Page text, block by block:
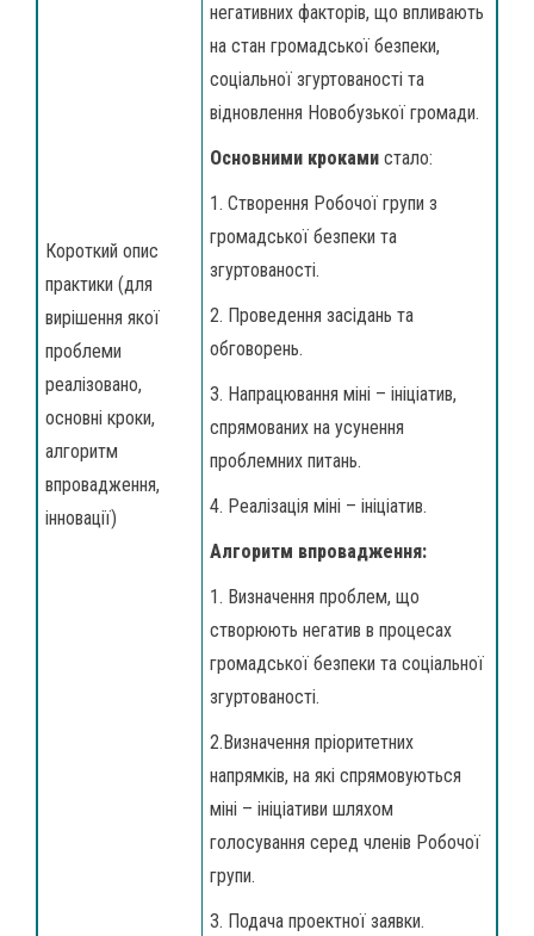
Короткий опис
практики (для
вирішення якої
проблеми
реалізовано,
основні кроки,
алгоритм
впровадження,
інновації)
негативних факторів, що впливають
на стан громадської безпеки,
соціальної згуртованості та
відновлення Новобузької громади.
Основними кроками стало:
1. Створення Робочої групи з
громадської безпеки та
згуртованості.
2. Проведення засідань та
обговорень.
3. Напрацювання міні – ініціатив,
спрямованих на усунення
проблемних питань.
4. Реалізація міні – ініціатив.
Алгоритм впровадження:
1. Визначення проблем, що
створюють негатив в процесах
громадської безпеки та соціальної
згуртованості.
2.Визначення пріоритетних
напрямків, на які спрямовуються
міні – ініціативи шляхом
голосування серед членів Робочої
групи.
3. Подача проектної заявки.